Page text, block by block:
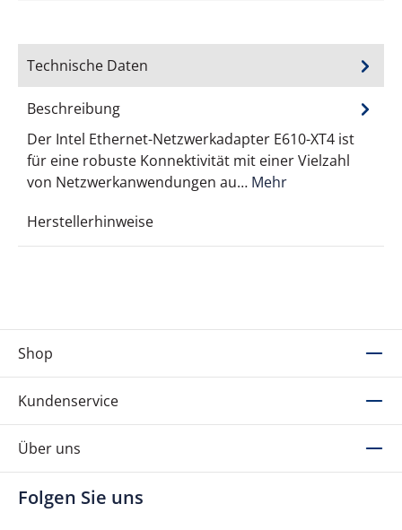
Technische Daten
Beschreibung
Der Intel Ethernet-Netzwerkadapter E610-XT4 ist
für eine robuste Konnektivität mit einer Vielzahl
von Netzwerkanwendungen au… Mehr
Herstellerhinweise
Shop
Kundenservice
Über uns
Folgen Sie uns